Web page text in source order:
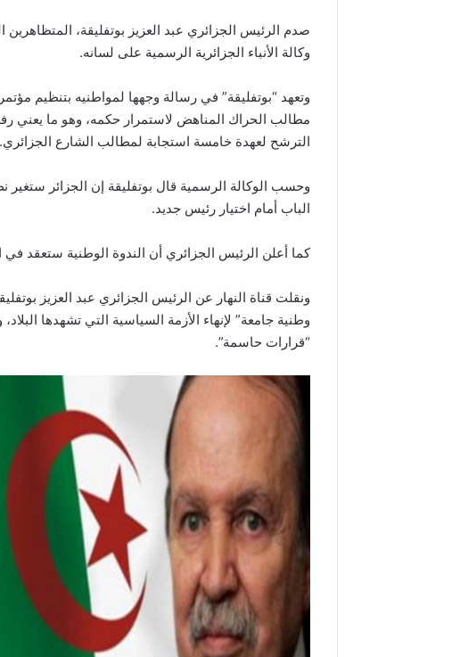
صدم الرئيس الجزائري عبد العزيز بوتفليقة، المتظاهرين
وكالة الأنباء الجزائرية الرسمية على لسانه.
وتعهد “بوتفليقة” في رسالة وجهها لمواطنيه
مطالب الحراك المناهض لاستمرار حكمه، وهو ما يعني
الترشح لعهدة خامسة استجابة لمطالب الشارع الجزائري.
وحسب الوكالة الرسمية قال بوتفليقة إن الجزائر
الباب أمام اختيار رئيس جديد.
كما أعلن الرئيس الجزائري أن الندوة الوطنية ستعقد
ونقلت قناة النهار عن الرئيس الجزائري عبد العزيز
وطنية جامعة” لإنهاء الأزمة السياسية التي تشهدها
“قرارات حاسمة”.